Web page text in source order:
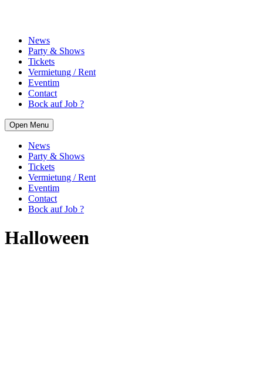
News
Party & Shows
Tickets
Vermietung / Rent
Eventim
Contact
Bock auf Job ?
Open Menu
News
Party & Shows
Tickets
Vermietung / Rent
Eventim
Contact
Bock auf Job ?
Halloween